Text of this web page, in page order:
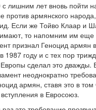
с лишним лет вновь пойти
против армянского
Если же Тойво Клаар и
то напомним им еще
признал Геноцид армян
1987 году и с тех пор
сделал это дважды.
неоднократно
армян, ставя это в том
в Евросоюз.